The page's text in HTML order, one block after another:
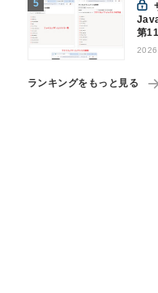
サクッと試す！HTML＋
第
ル
ランキングをもっと見る